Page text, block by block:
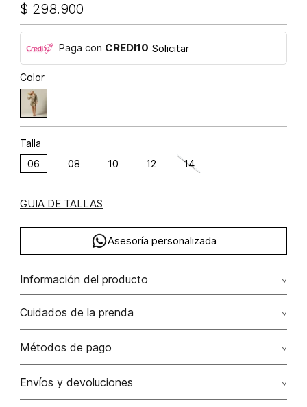
$ 298.900
Paga con CREDI10 Solicitar
Color
Talla
06 08 10 12 14
GUIA DE TALLAS
Asesoría personalizada
Información del producto
Vestido corto manga 3/4
Composición: RAYÓN VISCOSA 100%
Cuidados de la prenda
Lavar a mano por separado / no dejar en remojo / no
No usar lejia
Métodos de pago
Tarjetas de crédito: Visa, Dinners, Master Card y American
Envíos y devoluciones